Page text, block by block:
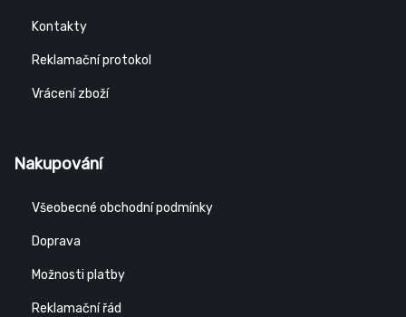
Kontakty
Reklamační protokol
Vrácení zboží
Nakupování
Všeobecné obchodní podmínky
Doprava
Možnosti platby
Reklamační řád